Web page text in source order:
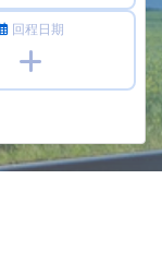
回程日期